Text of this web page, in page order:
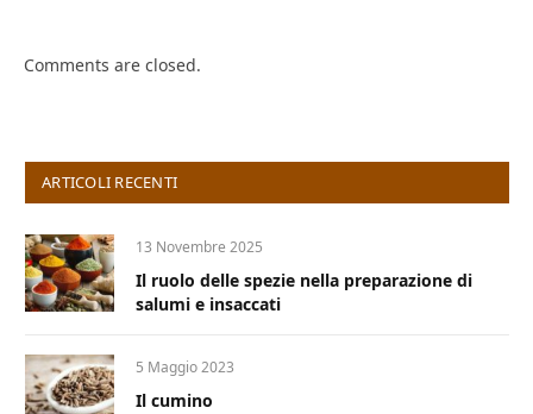
Comments are closed.
ARTICOLI RECENTI
13 Novembre 2025
Il ruolo delle spezie nella preparazione di
salumi e insaccati
5 Maggio 2023
Il cumino